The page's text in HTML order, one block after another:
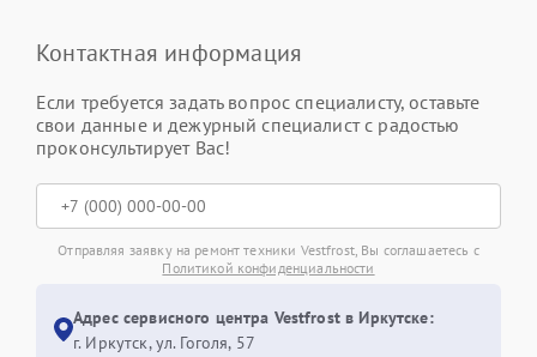
Контактная информация
Если требуется задать вопрос специалисту, оставьте
свои данные и дежурный специалист с радостью
проконсультирует Вас!
Отправляя заявку на ремонт техники Vestfrost, Вы соглашаетесь с
Политикой конфиденциальности
Адрес сервисного центра Vestfrost в Иркутске:
г. Иркутск, ул. ​Гоголя, 57